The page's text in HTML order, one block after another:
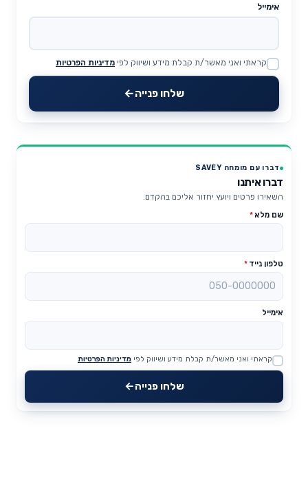
אימייל
Website
קראתי ואני מאשר/ת קבלת מידע ושיווק לפי מדיניות הפרטיות
שלחו פנייה
דברו עם מומחה SAVEY
דברו איתנו
השאירו פרטים ויועץ יחזור אליכם בהקדם.
שם מלא*
טלפון נייד *
אימייל
Website
קראתי ואני מאשר/ת קבלת מידע ושיווק לפי מדיניות הפרטיות
שלחו פנייה